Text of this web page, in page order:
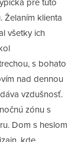
pre túto
Želaním klienta
všetky ich
s bohato
nad dennou
vzdušnosť.
zónu s
Dom s heslom